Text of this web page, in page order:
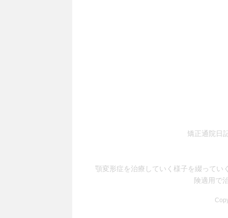
矯正通院日
顎変形症を治療していく様子を綴ってい
険適用で